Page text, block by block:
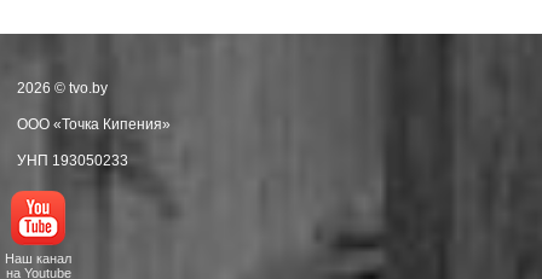
2026 © tvo.by
ООО «Точка Кипения»
УНП 193050233
Наш канал
на Youtube